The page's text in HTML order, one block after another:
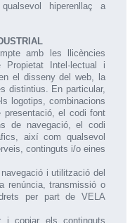
hiperenllaç a
amb les llicències
Intel·lectual i
el disseny del web, la
distintius. En particular,
logotips, combinacions
el codi font
de navegació, el codi
així com qualsevol
continguts i/o eines
i utilització del
renúncia, transmissió o
per part de VELA
i copiar els continguts